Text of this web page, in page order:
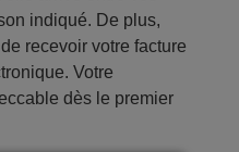
indiqué. De plus,
recevoir votre facture
Votre
dès le premier